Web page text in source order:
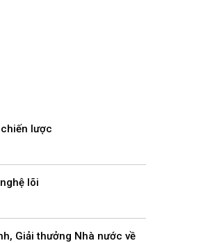
lược
lõi
Giải thưởng Nhà nước về